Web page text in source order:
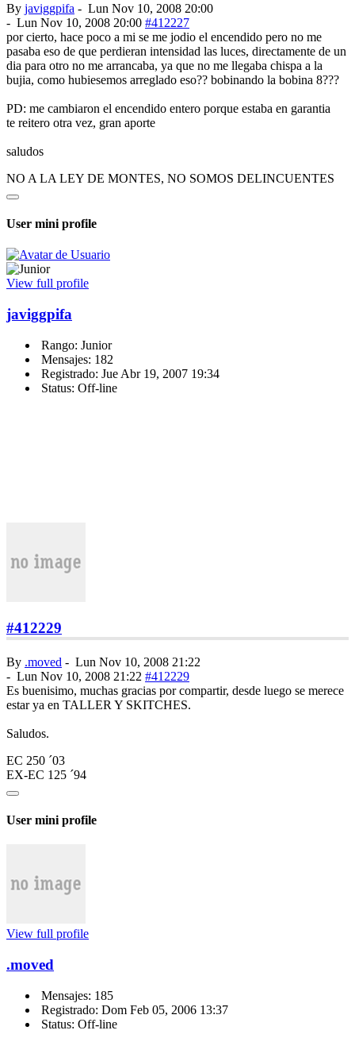
By javiggpifa - Lun Nov 10, 2008 20:00
- Lun Nov 10, 2008 20:00 #412227
por cierto, hace poco a mi se me jodio el encendido pero no me
pasaba eso de que perdieran intensidad las luces, directamente de un
dia para otro no me arrancaba, ya que no me llegaba chispa a la
bujia, como hubiesemos arreglado eso?? bobinando la bobina 8???
PD: me cambiaron el encendido entero porque estaba en garantia
te reitero otra vez, gran aporte
saludos
NO A LA LEY DE MONTES, NO SOMOS DELINCUENTES
User mini profile
View full profile
javiggpifa
Rango: Junior
Mensajes: 182
Registrado: Jue Abr 19, 2007 19:34
Status: Off-line
#412229
By .moved - Lun Nov 10, 2008 21:22
- Lun Nov 10, 2008 21:22 #412229
Es buenisimo, muchas gracias por compartir, desde luego se merece
estar ya en TALLER Y SKITCHES.
Saludos.
EC 250 ´03
EX-EC 125 ´94
User mini profile
View full profile
.moved
Mensajes: 185
Registrado: Dom Feb 05, 2006 13:37
Status: Off-line